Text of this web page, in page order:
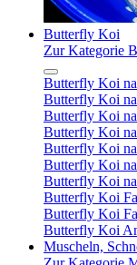
Butterfly Koi
Zur Kategorie
Butterfly Koi
Butterfly Koi
Butterfly Koi
Butterfly Koi
Butterfly Koi
Butterfly Koi
Butterfly Koi
Butterfly Koi
Butterfly Koi
Butterfly Koi
Muscheln,